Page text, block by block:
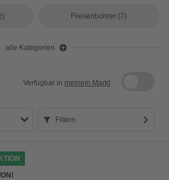
Fliesenbohrer (7)
alle Kategorien
Verfügbar in meinem Markt
Filtern